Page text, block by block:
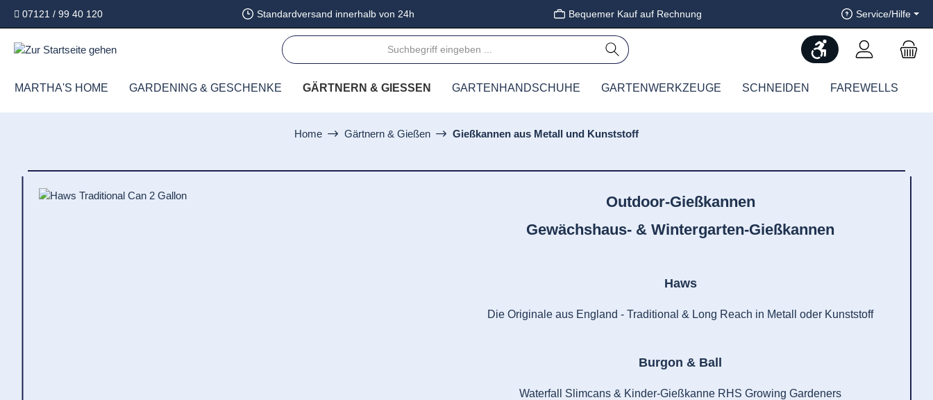
Zur Hauptnavigation springen
07121 / 99 40 120 Standardversand innerhalb von 24h Bequemer Kauf auf Rechnung Service/Hilfe
Werkzeugleiste
MARTHA'S HOME GARDENING & GESCHENKE GÄRTNERN & GIESSEN GARTENHANDSCHUHE GARTENWERKZEUGE SCHNEIDEN FAREWELLS
Home Gärtnern & Gießen Gießkannen aus Metall und Kunststoff
Outdoor-Gießkannen
Gewächshaus- & Wintergarten-Gießkannen
Haws
Die Originale aus England - Traditional & Long Reach in Metall oder Kunststoff
Burgon & Ball
Waterfall Slimcans & Kinder-Gießkanne RHS Growing Gardeners